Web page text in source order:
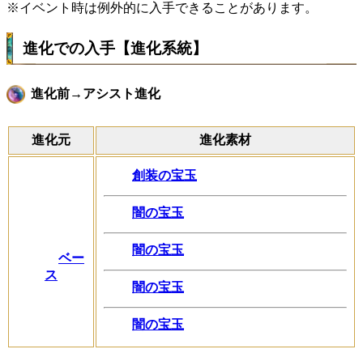
※イベント時は例外的に入手できることがあります。
進化での入手【進化系統】
進化前→アシスト進化
進化元 進化素材
ベー
ス
創装の宝玉
闇の宝玉
闇の宝玉
闇の宝玉
闇の宝玉